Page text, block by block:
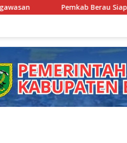
Siapkan Regenerasi Pejabat,